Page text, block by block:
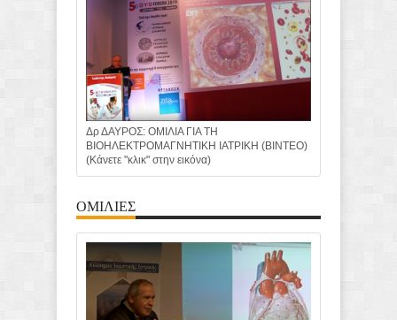
Δρ ΔΑΥΡΟΣ: ΟΜΙΛΙΑ ΓΙΑ ΤΗ
ΒΙΟΗΛΕΚΤΡΟΜΑΓΝΗΤΙΚΗ ΙΑΤΡΙΚΗ (ΒΙΝΤΕΟ)
(Κάνετε "κλικ" στην εικόνα)
ΟΜΙΛΙΕΣ